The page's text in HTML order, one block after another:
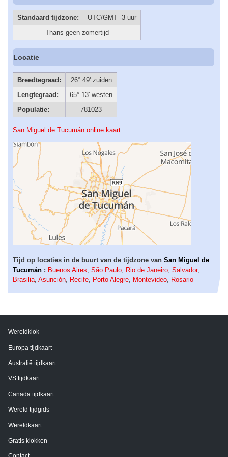
Standaard tijdzone:
UTC/GMT -3 uur
Thans geen zomertijd
Locatie
Breedtegraad:
26° 49' zuiden
Lengtegraad:
65° 13' westen
Populatie:
781023
San Miguel de Tucumán online kaart
Tijd op locaties in de buurt van de tijdzone van San Miguel de
Tucumán : Buenos Aires São Paulo Rio de Janeiro Salvador,
Brasilia Asunción Recife Porto Alegre Montevideo Rosario
Wereldklok
Europa tijdkaart
Australië tijdkaart
VS tijdkaart
Canada tijdkaart
Wereld tijdgids
Wereldkaart
Gratis klokken